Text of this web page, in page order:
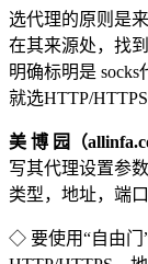
选代理的原则是
在其来源处，找
明确标明是
就选HTTP/
美 博 园（
写其代理设置参
类型，地址，端口
◇ 要使用“自由门